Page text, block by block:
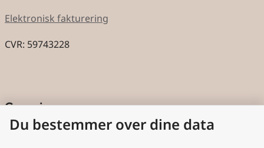
Elektronisk fakturering
CVR: 59743228
Genveje
Cookies
Du bestemmer over dine data